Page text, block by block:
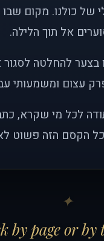
של כולנו. מקום
אל תוך הלילה.
להחלטה
עצום ומשמעותי
לכל מי שקרא,
הקסם הזה פשוט
by page or